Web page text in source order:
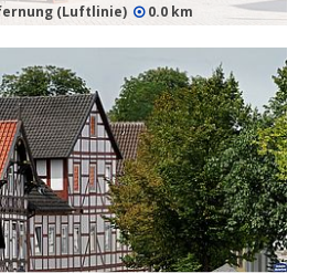
(Luftlinie) 0.0 km